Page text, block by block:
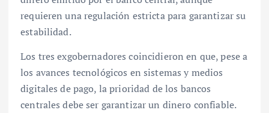
requieren una regulación estricta para garantizar su
estabilidad.
Los tres exgobernadores coincidieron en que, pese a
los avances tecnológicos en sistemas y medios
digitales de pago, la prioridad de los bancos
centrales debe ser garantizar un dinero confiable.